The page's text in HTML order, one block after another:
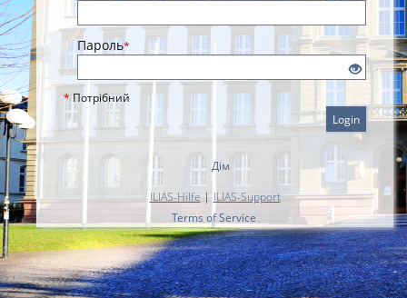
Пароль*
*Потрібний
Login
Дім
ILIAS-Hilfe| ILIAS-Support
Terms of Service